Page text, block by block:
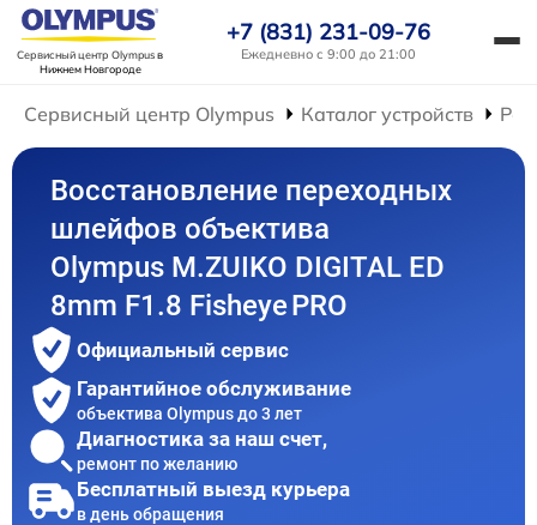
Сервисный центр Olympusв
Нижнем Новгороде
+7 (831) 231-09-76
Ежедневно с 9:00 до 21:00
Сервисный центр Olympus Каталог устройств
Восстановление переходных
шлейфов объектива
Olympus M.ZUIKO DIGITAL ED
8mm F1.8 Fisheye PRO
Официальный сервис
Гарантийное обслуживание
объектива Olympus до 3 лет
Диагностика за наш счет,
ремонт по желанию
Бесплатный выезд курьера
в день обращения